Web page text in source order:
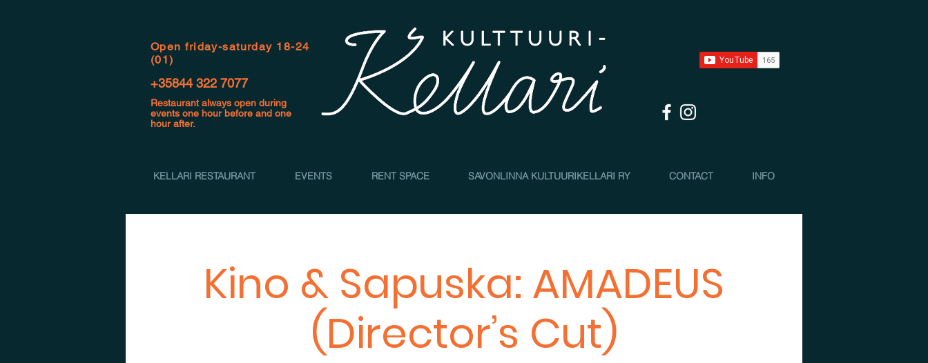
Open friday-saturday 18-24
(01)
+35844 322 7077
Restaurant always open during
events one hour before and one
hour after.
KELLARI RESTAURANT EVENTS RENT SPACE SAVONLINNA KULTUURIKELLARI RY CONTACT INFO
Kino & Sapuska: AMADEUS
(Director’s Cut)